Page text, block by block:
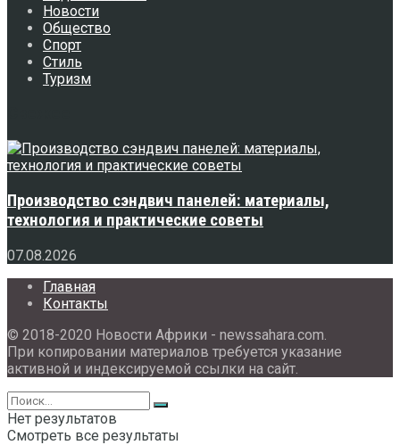
Новости
Общество
Спорт
Стиль
Туризм
Производство сэндвич панелей: материалы,
технология и практические советы
07.08.2026
Главная
Контакты
© 2018-2020 Новости Африки - newssahara.com.
При копировании материалов требуется указание
активной и индексируемой ссылки на сайт.
Нет результатов
Смотреть все результаты